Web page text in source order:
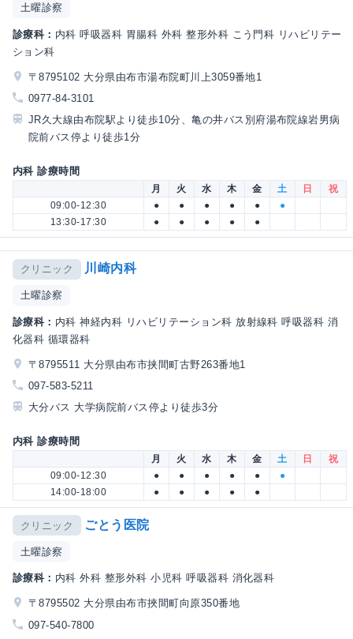
土曜診察
診療科： 内科 呼吸器科 胃腸科 外科 整形外科 こう門科 リハビリテー
ション科
〒8795102 大分県由布市湯布院町川上3059番地1
0977-84-3101
JR久大線由布院駅より徒歩10分、亀の井バス別府湯布院線岩男病
院前バス停より徒歩1分
内科 診療時間
月 火 水 木 金 土 日
祝
09:00-12:30
● ● ● ● ●
●
13:30-17:30
● ● ● ● ●
クリニック 川崎内科
土曜診察
診療科： 内科 神経内科 リハビリテーション科 放射線科 呼吸器科 消
化器科 循環器科
〒8795511 大分県由布市挟間町古野263番地1
097-583-5211
大分バス 大学病院前バス停より徒歩3分
内科 診療時間
月 火 水 木 金 土 日
祝
09:00-12:30
● ● ● ● ●
●
14:00-18:00
● ● ● ● ●
クリニック ごとう医院
土曜診察
診療科： 内科 外科 整形外科 小児科 呼吸器科 消化器科
〒8795502 大分県由布市挾間町向原350番地
097-540-7800